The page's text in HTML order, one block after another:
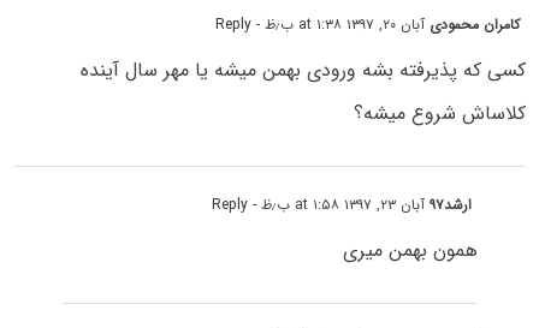
کامران محمودی آبان ۲۰, ۱۳۹۷ at ۱:۳۸ ب٫ظ - Reply
کسی که پذیرفته بشه ورودی بهمن میشه یا مهر سال آینده
کلاساش شروع میشه؟
ارشد۹۷ آبان ۲۳, ۱۳۹۷ at ۱:۵۸ ب٫ظ - Reply
همون بهمن میری